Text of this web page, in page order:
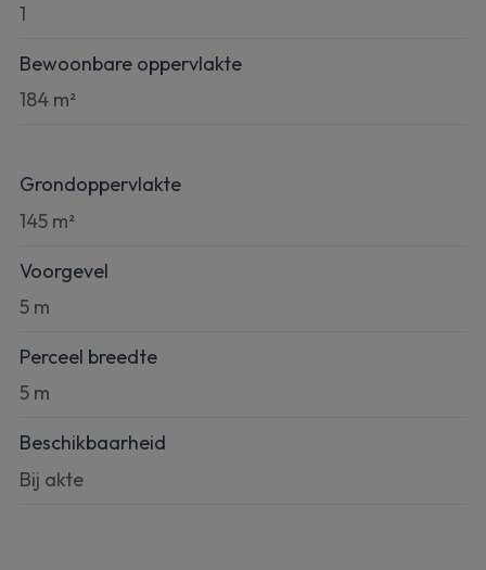
1
Bewoonbare oppervlakte
184 m²
Grondoppervlakte
145 m²
Voorgevel
5 m
Perceel breedte
5 m
Beschikbaarheid
Bij akte